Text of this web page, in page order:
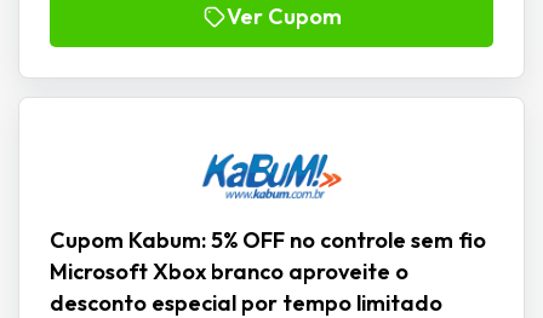
Ver Cupom
Cupom Kabum: 5% OFF no controle sem fio
Microsoft Xbox branco aproveite o
desconto especial por tempo limitado